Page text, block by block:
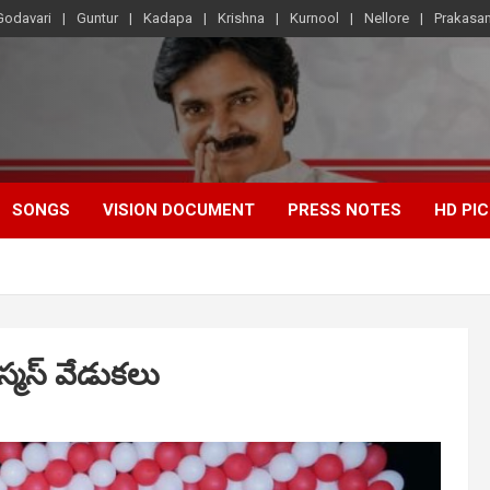
Guntur Kadapa Krishna Kurnool Nellore
SONGS VISION DOCUMENT PRESS NOTES HD
వేడుకలు